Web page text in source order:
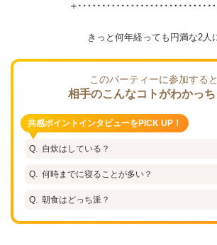
きっと何年経っても円満な2人
このパーティーに参加する
相手のこんなコトがわかっち
共感ポイントインタビューをPICK UP！
自炊はしている？
何時までに寝ることが多い？
朝食はどっち派？